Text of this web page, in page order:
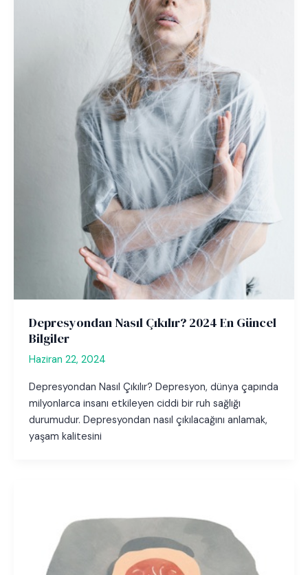
Depresyondan Nasıl Çıkılır? 2024 En Güncel
Bilgiler
Haziran 22, 2024
Depresyondan Nasıl Çıkılır? Depresyon, dünya çapında
milyonlarca insanı etkileyen ciddi bir ruh sağlığı
durumudur. Depresyondan nasıl çıkılacağını anlamak,
yaşam kalitesini